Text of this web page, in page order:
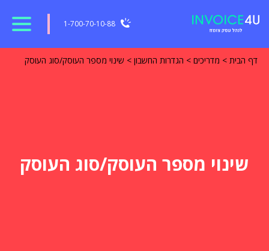
1-700-70-10-88
דף הבית > מדריכים > הגדרות החשבון > שינוי מספר העוסק/סוג העוסק
שינוי מספר העוסק/סוג העוסק